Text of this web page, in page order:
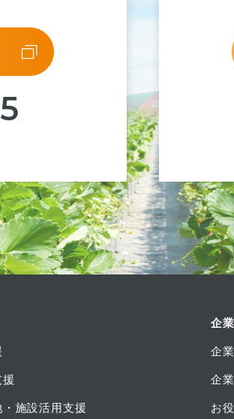
施設活用支援
企
企
企
お